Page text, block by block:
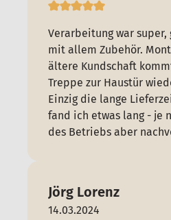
Verarbeitung war super,
mit allem Zubehör.
ältere Kundschaft
Treppe zur Haustür
Einzig die lange
fand ich etwas lang - je
des Betriebs aber
Jörg Lorenz
14.03.2024